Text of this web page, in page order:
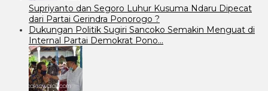
Supriyanto dan Segoro Luhur Kusuma Ndaru Dipecat
dari Partai Gerindra Ponorogo ?
Dukungan Politik Sugiri Sancoko Semakin Menguat di
Internal Partai Demokrat Pono…